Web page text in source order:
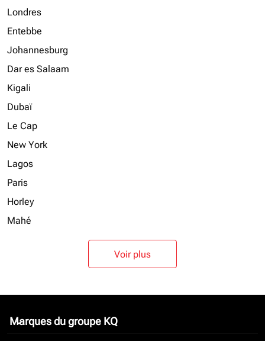
Londres
Entebbe
Johannesburg
Dar es Salaam
Kigali
Dubaï
Le Cap
New York
Lagos
Paris
Horley
Mahé
Voir plus
Marques du groupe KQ
keyboard_arrow_down